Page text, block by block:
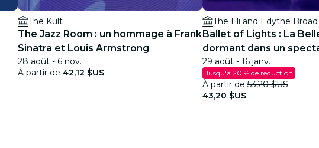
The Kult
The Jazz Room : un hommage à Frank
Sinatra et Louis Armstrong
28 août - 6 nov.
À partir de 42,12 $US
The Eli and Edythe
Ballet of Lights : La
dormant dans un
étincelant
29 août - 16 janv.
Jusqu'à 20 % de réduction
À partir de 53,20 $US
43,20 $US